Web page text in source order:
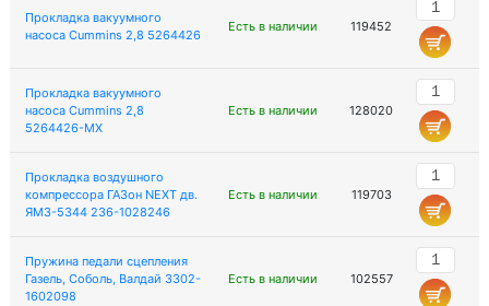
Прокладка вакуумного
насоса Cummins 2,8 5264426
Есть в наличии 119452
Прокладка вакуумного
насоса Cummins 2,8
5264426-MX
Есть в наличии 128020
Прокладка воздушного
компрессора ГАЗон NEXT дв.
ЯМЗ-5344 236-1028246
Есть в наличии 119703
Пружина педали сцепления
Газель, Соболь, Валдай 3302-
1602098
Есть в наличии 102557